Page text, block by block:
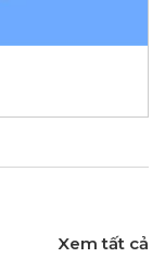
Xem tất cả